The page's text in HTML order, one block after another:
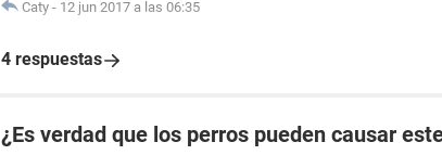
Caty - 12 jun 2017 a las 06:35
4 respuestas
¿Es verdad que los perros pueden causar